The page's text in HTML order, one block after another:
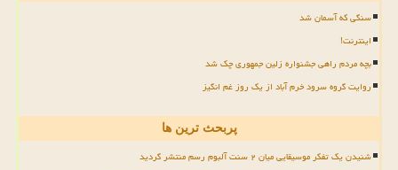
سنگی که آسمان شد
اینترنت!
بچه مردم راهی جشنواره زلین جمهوری چک شد
روایت گروه سرود خرم آباد از یک روز غم انگیز
پربحث ترین ها
شنیدن یک تفکر موسیقایی میان ۲ سنت آلبوم رسم منتشر گردید